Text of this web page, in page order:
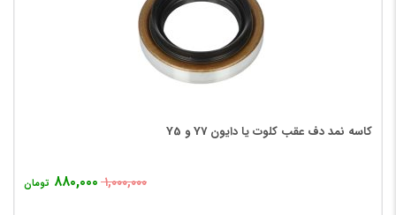
کاسه نمد دف عقب کلوت یا دایون Y7 و Y5
۱,۰۰۰,۰۰۰ ۸۸۰,۰۰۰ تومان